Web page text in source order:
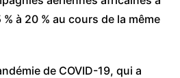
à 20 % au cours de la même
de COVID-19, qui a